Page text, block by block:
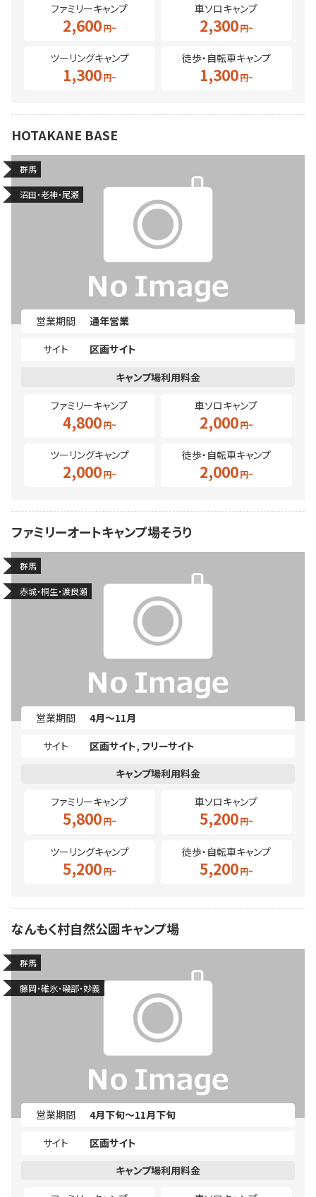
ファミリーキャンプ
2,600
車ソロキャンプ
2,300
ツーリングキャンプ
1,300
徒歩・自転車キャンプ
1,300
HOTAKANE BASE
群馬
沼田・老神・尾瀬
営業期間
通年営業
サイト
区画サイト
ファミリーキャンプ
4,800
車ソロキャンプ
2,000
ツーリングキャンプ
2,000
徒歩・自転車キャンプ
2,000
ファミリーオートキャンプ場そうり
群馬
赤城・桐生・渡良瀬
営業期間
4月～11月
サイト
区画サイト フリーサイト
ファミリーキャンプ
5,800
車ソロキャンプ
5,200
ツーリングキャンプ
5,200
徒歩・自転車キャンプ
5,200
なんもく村自然公園キャンプ場
群馬
藤岡・碓氷・磯部・妙義
営業期間
4月下旬～11月下旬
サイト
区画サイト